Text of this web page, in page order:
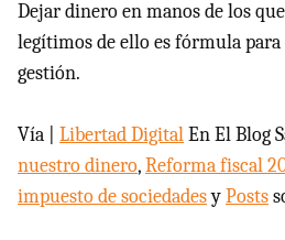
Dejar dinero en manos de los
legítimos de ello es fórmula
gestión.
Vía | Libertad DigitalEn El Blog
nuestro dinero,Reforma fiscal
impuesto de sociedadesyPosts